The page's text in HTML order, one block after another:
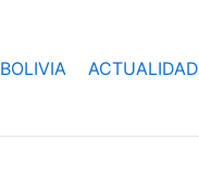
BOLIVIA ACTUALIDAD